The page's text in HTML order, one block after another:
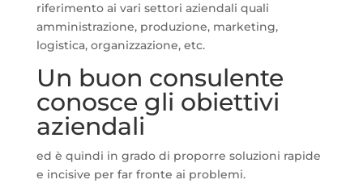
riferimento ai vari settori aziendali quali
amministrazione, produzione, marketing,
logistica, organizzazione, etc.
Un buon consulente
conosce gli obiettivi
aziendali
ed è quindi in grado di proporre soluzioni rapide
e incisive per far fronte ai problemi.